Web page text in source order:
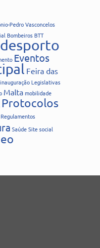
Pedro Vasconcelos
Bombeiros BTT
desporto
Eventos
Feira das
inauguração Legislativas
Maltamobilidade
Protocolos
Regulamentos
SaúdeSitesocial